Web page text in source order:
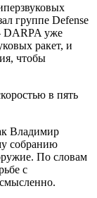
группе Defense
DARPA уже
ракет, и
чтобы
в пять
Владимир
собранию
По словам
с